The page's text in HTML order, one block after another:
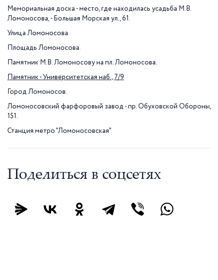
Мемориальная доска - место, где находилась усадьба М.В.
Ломоносова, - Большая Морская ул., 61.
Улица Ломоносова.
Площадь Ломоносова.
Памятник М.В. Ломоносову на пл. Ломоносова.
Памятник - Университетская наб., 7/9
Город Ломоносов.
Ломоносовский фарфоровый завод - пр. Обуховской Обороны,
151.
Станция метро "Ломоносовская"
Поделиться в соцсетях